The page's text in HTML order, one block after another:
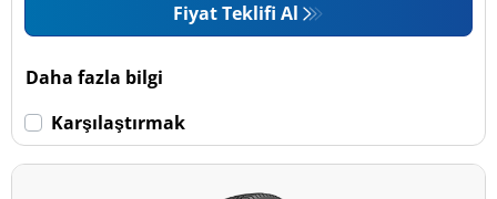
Fiyat Teklifi Al
Daha fazla bilgi
Karşılaştırmak